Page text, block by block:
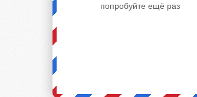
попробуйте ещё раз